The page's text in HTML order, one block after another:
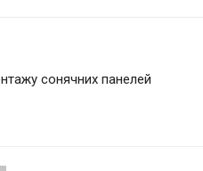
сонячних панелей